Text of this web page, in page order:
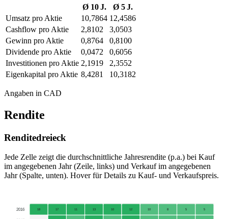
Ø 10 J.
Ø 5 J.
Umsatz pro Aktie
10,7864 12,4586
Cashflow pro Aktie
2,8102
3,0503
Gewinn pro Aktie
0,8764
0,8100
Dividende pro Aktie
0,0472
0,6056
Investitionen pro Aktie 2,1919
2,3552
Eigenkapital pro Aktie 8,4281 10,3182
Angaben in CAD
Rendite
Renditedreieck
Jede Zelle zeigt die durchschnittliche Jahresrendite (p.a.) bei Kauf
im angegebenen Jahr (Zeile, links) und Verkauf im angegebenen
Jahr (Spalte, unten). Hover für Details zu Kauf- und Verkaufspreis.
2016 18 17 11 13 10 12 10 8 5 5